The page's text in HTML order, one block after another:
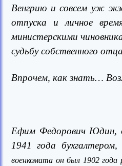
Венгрию и совсем уж
отпуска и личное
министерскими
судьбу собственного
Впрочем, как знать…
Ефим Федорович Юдин,
1941 года
военкомата он был 1902